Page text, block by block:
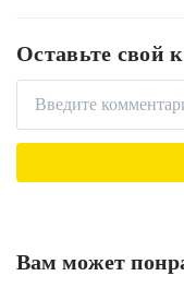
Оставьте свой
Вам может